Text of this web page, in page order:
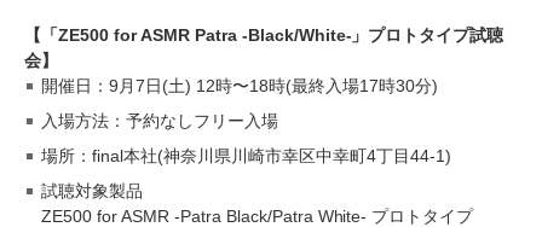
【「ZE500 for ASMR Patra -Black/White-」プロトタイプ試聴
会】
開催日：9月7日(土) 12時〜18時(最終入場17時30分)
入場方法：予約なしフリー入場
場所：final本社(神奈川県川崎市幸区中幸町4丁目44-1)
試聴対象製品
ZE500 for ASMR -Patra Black/Patra White- プロトタイプ